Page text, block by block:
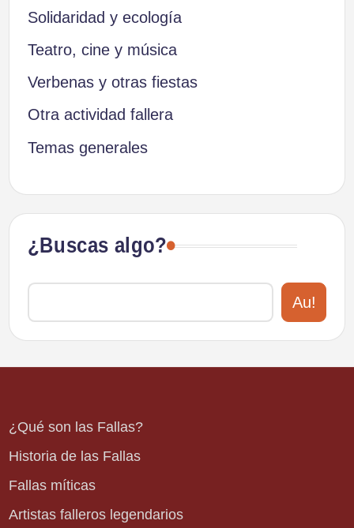
Solidaridad y ecología
Teatro, cine y música
Verbenas y otras fiestas
Otra actividad fallera
Temas generales
¿Buscas algo?
Au!
¿Qué son las Fallas?
Historia de las Fallas
Fallas míticas
Artistas falleros legendarios